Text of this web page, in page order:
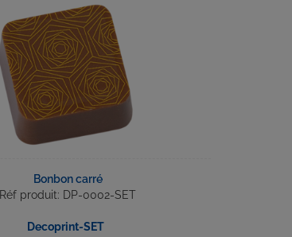
Bonbon carré
Réf produit: DP-0002-SET
Decoprint-SET